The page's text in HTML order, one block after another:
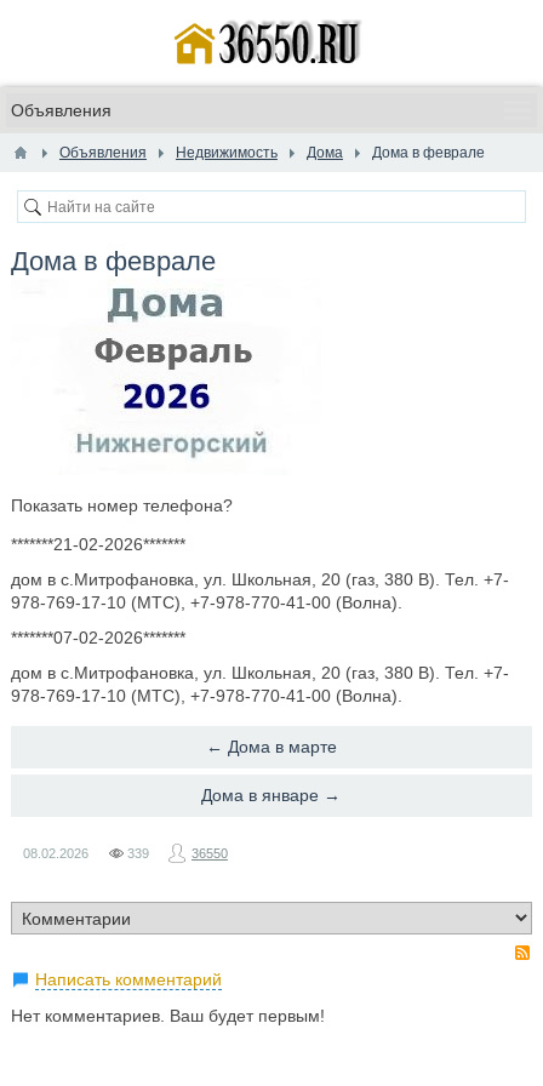
Объявления Недвижимость Дома Дома в феврале
Дома в феврале
Показать номер телефона?
*******21-02-2026*******
дом в с.Митрофановка, ул. Школьная, 20 (газ, 380 В). Тел. +7-
978-769-17-10 (МТС), +7-978-770-41-00 (Волна).
*******07-02-2026*******
дом в с.Митрофановка, ул. Школьная, 20 (газ, 380 В). Тел. +7-
978-769-17-10 (МТС), +7-978-770-41-00 (Волна).
← Дома в марте
Дома в январе →
08.02.2026 339 36550
Написать комментарий
Нет комментариев. Ваш будет первым!